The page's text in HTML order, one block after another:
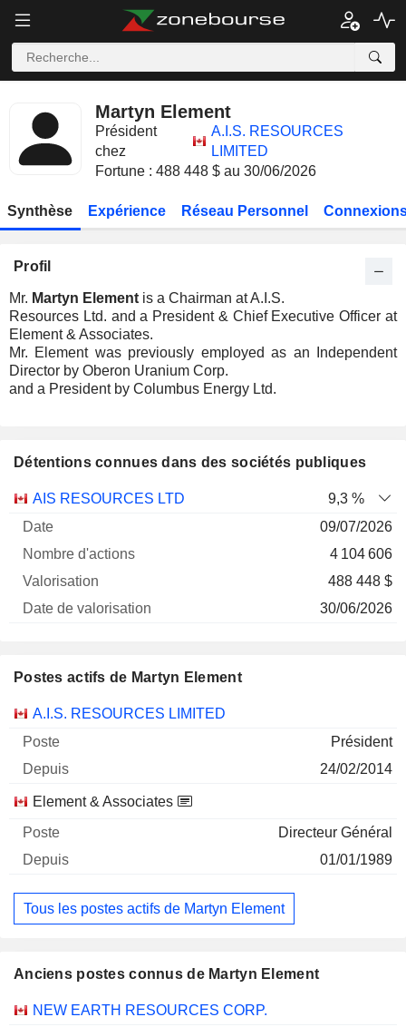
Martyn Element
Président
chez
A.I.S. RESOURCES
LIMITED
Fortune : 488 448 $ au 30/06/2026
Synthèse Expérience Réseau Personnel
Profil
Mr. Martyn Element is a Chairman at A.I.S.
Resources Ltd. and a President & Chief Executive Officer at
Element & Associates.
Mr. Element was previously employed as an Independent
Director by Oberon Uranium Corp.
and a President by Columbus Energy Ltd.
Détentions connues dans des sociétés publiques
Nombre
Date de
AIS RESOURCES LTD
9,3 %
09/07/2026
4 104 606
488 448 $
30/06/2026
Postes actifs de Martyn Element
Sociétés Poste Début
A.I.S. RESOURCES LIMITED
Président
24/02/2014
Element & Associates
Directeur Général
01/01/1989
Tous les postes actifs de Martyn Element
Anciens postes connus de Martyn Element
Sociétés Poste Fin
NEW EARTH RESOURCES CORP.